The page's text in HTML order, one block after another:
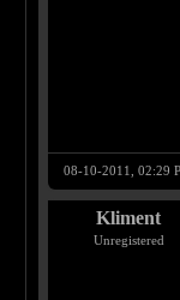
08-10-2011, 02:29
Kliment
Unregistered